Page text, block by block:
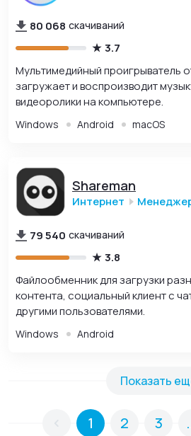
80 068 скачиваний
3.7
Мультимедийный проигрыватель
загружает и воспроизводит
видеоролики на компьютере.
Windows Android macOS
Shareman
Интернет
79 540 скачиваний
3.8
Файлообменник для загрузки
контента, социальный клиент с
другими пользователями.
Windows Android
1 2 3
Показать